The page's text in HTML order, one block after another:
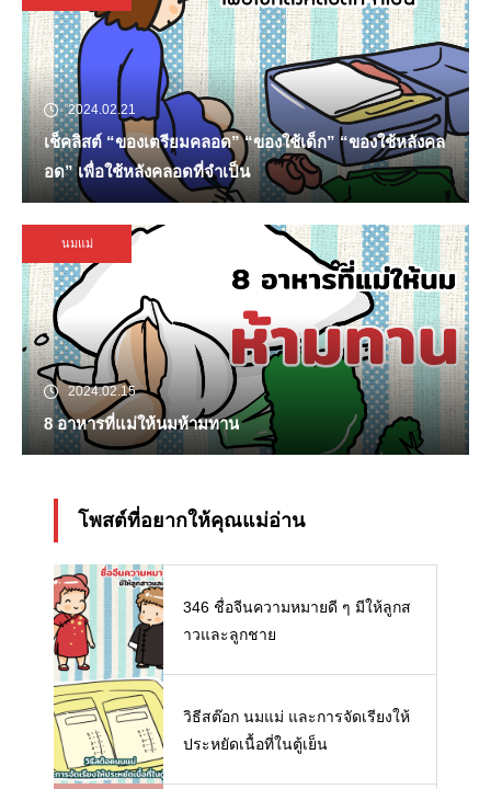
2024.02.21
เช็คลิสต์ “ของเตรียมคลอด” “ของใช้เด็ก” “ของใช้หลังคล
อด” เพื่อใช้หลังคลอดที่จำเป็น
นมแม่
2024.02.15
8 อาหารที่แม่ให้นมห้ามทาน
โพสต์ที่อยากให้คุณแม่อ่าน
346 ชื่อจีนความหมายดี ๆ มีให้ลูกส
าวและลูกชาย
วิธีสต๊อก นมแม่ และการจัดเรียงให้
ประหยัดเนื้อที่ในตู้เย็น